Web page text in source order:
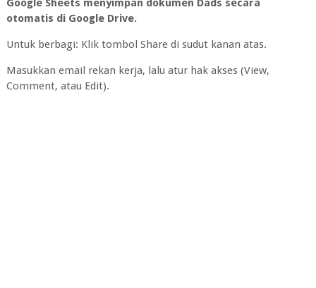
otomatis di Google Drive.
Untuk berbagi: Klik tombol Share di sudut kanan atas.
Masukkan email rekan kerja, lalu atur hak akses (View,
Comment, atau Edit).